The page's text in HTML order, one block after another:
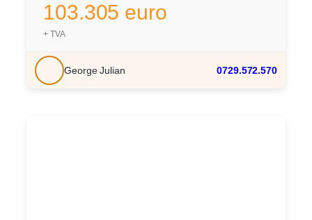
103.305 euro
+ TVA
George Julian 0729.572.570